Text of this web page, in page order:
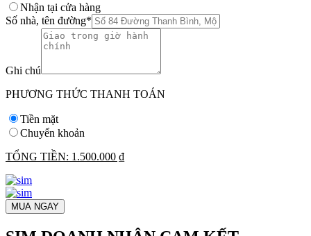
Nhận tại cửa hàng
Số nhà, tên đường*
Ghi chú
PHƯƠNG THỨC THANH TOÁN
Tiền mặt
Chuyển khoản
TỔNG TIỀN: 1.500.000 ₫
MUA NGAY